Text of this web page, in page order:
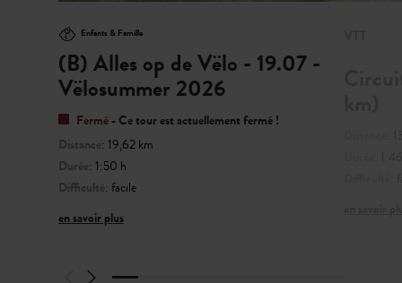
Enfants & Famille
(B) Alles op de Vëlo - 19.07 -
Vëlosummer 2026
Fermé- Ce tour est actuellement fermé !
Distance: 19,62 km
Durée: 1:50 h
Difficulté: facile
en savoir plus